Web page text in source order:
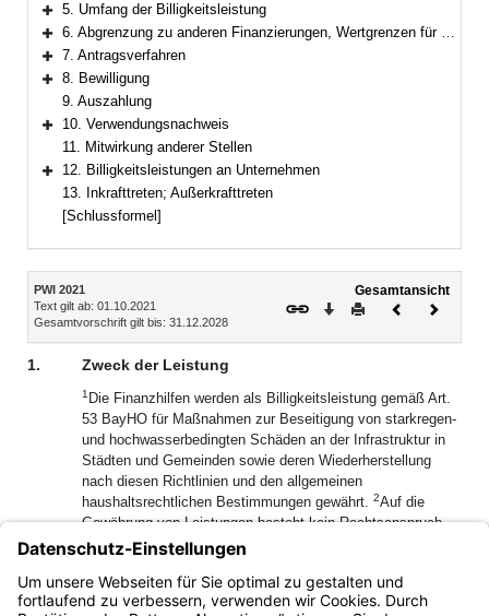
Bereich erweitern
5. Umfang der Billigkeitsleistung
Bereich erweitern
6. Abgrenzung zu anderen Finanzierungen, Wertgrenzen für Vergaben der Bauleistungen
Bereich erweitern
7. Antragsverfahren
Bereich erweitern
8. Bewilligung
9. Auszahlung
Bereich erweitern
10. Verwendungsnachweis
11. Mitwirkung anderer Stellen
Bereich erweitern
12. Billigkeitsleistungen an Unternehmen
13. Inkrafttreten; Außerkrafttreten
[Schlussformel]
Inhalt
PWI 2021
Text gilt ab: 01.10.2021
Gesamtvorschrift gilt bis: 31.12.2028
Gesamtansicht
Download
DruckenVorheriges
1. Zweck der Leistung
1 Die Finanzhilfen werden als Billigkeitsleistung gemäß Art.
53 BayHO für Maßnahmen zur Beseitigung von starkregen-
und hochwasserbedingten Schäden an der Infrastruktur in
Städten und Gemeinden sowie deren Wiederherstellung
nach diesen Richtlinien und den allgemeinen
haushaltsrechtlichen Bestimmungen gewährt. 2Auf die
Gewährung von Leistungen besteht kein Rechtsanspruch.
3Die Regierungen als zuständige Bewilligungsbehörden
entscheiden über die Art und Höhe der Hilfe nach
pflichtgemäßem Ermessen im Rahmen der verfügbaren
Mittel.